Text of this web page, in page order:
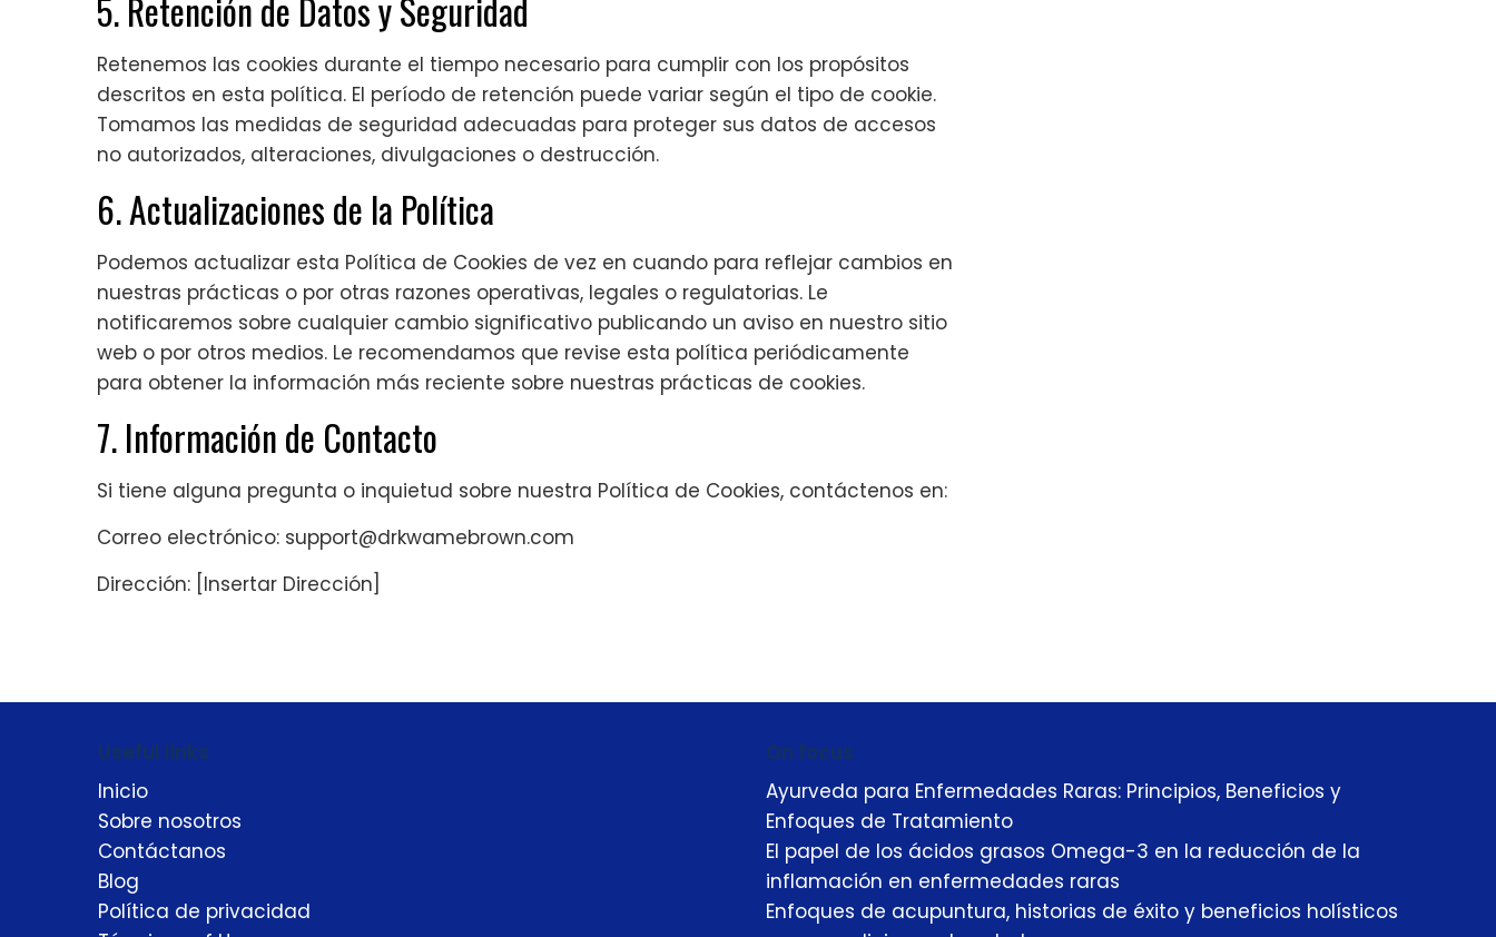
5. Retención de Datos y Seguridad
Retenemos las cookies durante el tiempo necesario para cumplir con los propósitos
descritos en esta política. El período de retención puede variar según el tipo de cookie.
Tomamos las medidas de seguridad adecuadas para proteger sus datos de accesos
no autorizados, alteraciones, divulgaciones o destrucción.
6. Actualizaciones de la Política
Podemos actualizar esta Política de Cookies de vez en cuando para reflejar cambios en
nuestras prácticas o por otras razones operativas, legales o regulatorias. Le
notificaremos sobre cualquier cambio significativo publicando un aviso en nuestro sitio
web o por otros medios. Le recomendamos que revise esta política periódicamente
para obtener la información más reciente sobre nuestras prácticas de cookies.
7. Información de Contacto
Si tiene alguna pregunta o inquietud sobre nuestra Política de Cookies, contáctenos en:
Correo electrónico: support@drkwamebrown.com
Dirección: [Insertar Dirección]
Useful links
Inicio
Sobre nosotros
Contáctanos
Blog
Política de privacidad
On focus
Ayurveda para Enfermedades Raras: Principios, Beneficios y
Enfoques de Tratamiento
El papel de los ácidos grasos Omega-3 en la reducción de la
inflamación en enfermedades raras
Enfoques de acupuntura, historias de éxito y beneficios holísticos